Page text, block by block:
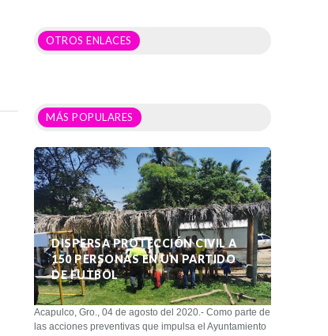
OTROS ENLACES
MÁS POPULARES
DISPERSA PROTECCIÓN CIVIL A
150 PERSONAS EN UN PARTIDO
DE FUTBOL
Acapulco, Gro., 04 de agosto del 2020.- Como parte de
las acciones preventivas que impulsa el Ayuntamiento